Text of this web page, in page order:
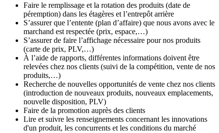
Faire le remplissage et la rotation des produits (date de
péremption) dans les étagères et l’entrepôt arrière
S’assurer que l’entente (plan d’affaire) que nous avons avec le
marchand est respectée (prix, espace,…)
S’assurer de faire l’affichage nécessaire pour nos produits
(carte de prix, PLV,…)
À l’aide de rapports, différentes informations doivent être
relevées chez nos clients (suivi de la compétition, vente de nos
produits,…)
Recherche de nouvelles opportunités de vente chez nos clients
(introduction de nouveaux produits, nouveaux emplacements,
nouvelle disposition, PLV)
Faire de la promotion auprès des clients
Lire et suivre les renseignements concernant les innovations
d'un produit, les concurrents et les conditions du marché